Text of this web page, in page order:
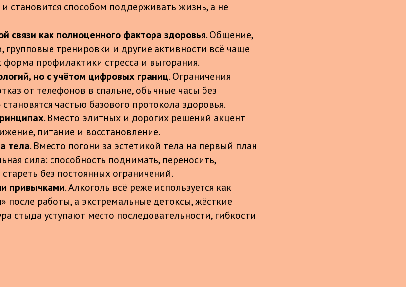
становится способом поддерживать жизнь, а не
связи как полноценного фактора здоровья. Общение,
групповые тренировки и другие активности всё чаще
форма профилактики стресса и выгорания.
но с учётом цифровых границ. Ограничения
от телефонов в спальне, обычные часы без
частью базового протокола здоровья.
. Вместо элитных и дорогих решений акцент
питание и восстановление.
тела. Вместо погони за эстетикой тела на первый план
сила: способность поднимать, переносить,
без постоянных ограничений.
привычками. Алкоголь всё реже используется как
после работы, а экстремальные детоксы, жёсткие
стыда уступают место последовательности, гибкости